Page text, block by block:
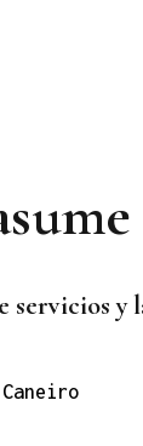
servicios y
Caneiro